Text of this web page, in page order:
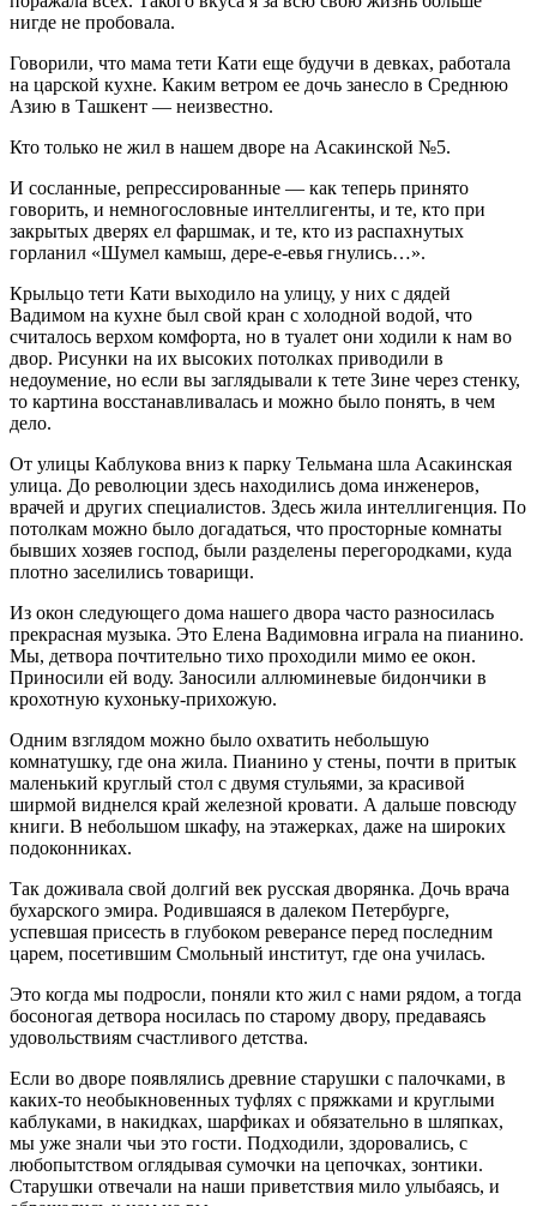
нигде не пробовала.
Говорили, что мама тети Кати еще будучи в девках, работала
на царской кухне. Каким ветром ее дочь занесло в Среднюю
Азию в Ташкент — неизвестно.
Кто только не жил в нашем дворе на Асакинской №5.
И сосланные, репрессированные — как теперь принято
говорить, и немногословные интеллигенты, и те, кто при
закрытых дверях ел фаршмак, и те, кто из распахнутых
горланил «Шумел камыш, дере-е-евья гнулись…».
Крыльцо тети Кати выходило на улицу, у них с дядей
Вадимом на кухне был свой кран с холодной водой, что
считалось верхом комфорта, но в туалет они ходили к нам во
двор. Рисунки на их высоких потолках приводили в
недоумение, но если вы заглядывали к тете Зине через стенку,
то картина восстанавливалась и можно было понять, в чем
дело.
От улицы Каблукова вниз к парку Тельмана шла Асакинская
улица. До революции здесь находились дома инженеров,
врачей и других специалистов. Здесь жила интеллигенция. По
потолкам можно было догадаться, что просторные комнаты
бывших хозяев господ, были разделены перегородками, куда
плотно заселились товарищи.
Из окон следующего дома нашего двора часто разносилась
прекрасная музыка. Это Елена Вадимовна играла на пианино.
Мы, детвора почтительно тихо проходили мимо ее окон.
Приносили ей воду. Заносили аллюминевые бидончики в
крохотную кухоньку-прихожую.
Одним взглядом можно было охватить небольшую
комнатушку, где она жила. Пианино у стены, почти в притык
маленький круглый стол с двумя стульями, за красивой
ширмой виднелся край железной кровати. А дальше повсюду
книги. В небольшом шкафу, на этажерках, даже на широких
подоконниках.
Так доживала свой долгий век русская дворянка. Дочь врача
бухарского эмира. Родившаяся в далеком Петербурге,
успевшая присесть в глубоком реверансе перед последним
царем, посетившим Смольный институт, где она училась.
Это когда мы подросли, поняли кто жил с нами рядом, а тогда
босоногая детвора носилась по старому двору, предаваясь
удовольствиям счастливого детства.
Если во дворе появлялись древние старушки с палочками, в
каких-то необыкновенных туфлях с пряжками и круглыми
каблуками, в накидках, шарфиках и обязательно в шляпках,
мы уже знали чьи это гости. Подходили, здоровались, с
любопытством оглядывая сумочки на цепочках, зонтики.
Старушки отвечали на наши приветствия мило улыбаясь, и